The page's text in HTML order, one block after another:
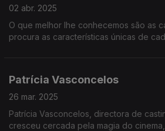
02 abr. 2025
O que melhor lhe conhecemos são as
procura as características únicas de
Patrícia Vasconcelos
26 mar. 2025
Patrícia Vasconcelos, directora de
cresceu cercada pela magia do